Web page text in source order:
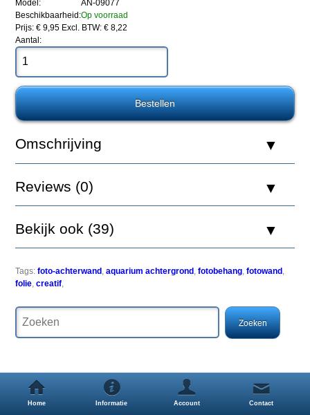
80
x
40
Aquatic
Nature
Achterwand
x
Een
simpele
zeer
effectieve
uitstraling
Model:
AN-09077
Beschikbaarheid:Op voorraad
Prijs: € 9,95 Excl. BTW: € 8,22
Aantal:
Omschrijving
Reviews (0)
Bekijk ook (39)
Tags: foto-achterwand ,aquarium achtergrond ,fotobehang,fotowand ,
folie,creatif,
Home Informatie Account Contact